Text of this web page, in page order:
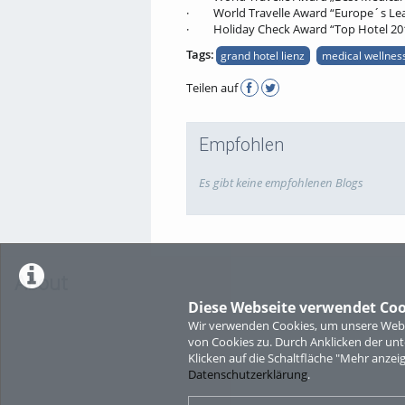
Diese Webseite verwendet
Wir verwenden Cookies, um unsere
von Cookies zu. Durch Anklicken der
Klicken auf die Schaltfläche "Mehr
Datenschutzerklärung.
· World Travelle Award “Europe´s
· Holiday Check Award “Top Hotel
Tags: grand hotel lienz medical
Teilen auf
Empfohlen
Es gibt keine empfohlenen Blogs
About